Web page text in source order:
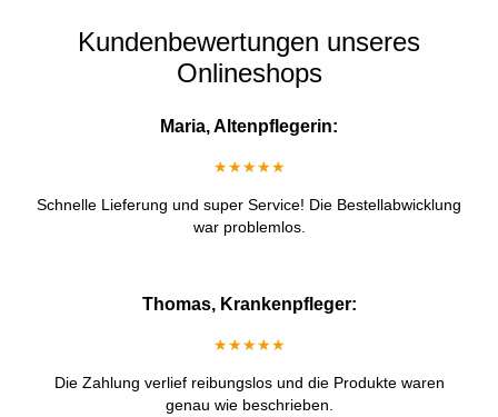
Kundenbewertungen unseres
Onlineshops
Maria, Altenpflegerin:
★★★★★
Schnelle Lieferung und super Service! Die Bestellabwicklung
war problemlos.
Thomas, Krankenpfleger:
★★★★★
Die Zahlung verlief reibungslos und die Produkte waren
genau wie beschrieben.